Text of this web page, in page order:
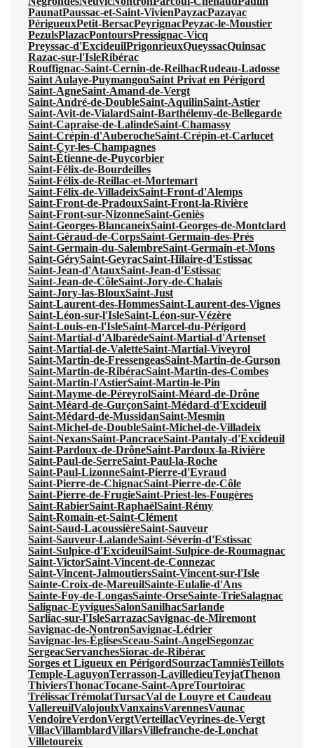
PaunatPaussac-et-Saint-VivienPayzacPazayac
PérigueuxPetit-BersacPeyrignacPeyzac-le-Moustier
PezulsPlazacPontoursPressignac-Vicq
Preyssac-d'ExcideuilPrigonrieuxQueyssacQuinsac
Razac-sur-l'IsleRibérac
Rouffignac-Saint-Cernin-de-ReilhacRudeau-Ladosse
Saint Aulaye-PuymangouSaint Privat en Périgord
Saint-AgneSaint-Amand-de-Vergt
Saint-André-de-DoubleSaint-AquilinSaint-Astier
Saint-Avit-de-VialardSaint-Barthélemy-de-Bellegarde
Saint-Capraise-de-LalindeSaint-Chamassy
Saint-Crépin-d'AuberocheSaint-Crépin-et-Carlucet
Saint-Cyr-les-Champagnes
Saint-Étienne-de-Puycorbier
Saint-Félix-de-Bourdeilles
Saint-Félix-de-Reillac-et-Mortemart
Saint-Félix-de-VilladeixSaint-Front-d'Alemps
Saint-Front-de-PradouxSaint-Front-la-Rivière
Saint-Front-sur-NizonneSaint-Geniès
Saint-Georges-BlancaneixSaint-Georges-de-Montclard
Saint-Géraud-de-CorpsSaint-Germain-des-Prés
Saint-Germain-du-SalembreSaint-Germain-et-Mons
Saint-GérySaint-GeyracSaint-Hilaire-d'Estissac
Saint-Jean-d'AtauxSaint-Jean-d'Estissac
Saint-Jean-de-CôleSaint-Jory-de-Chalais
Saint-Jory-las-BlouxSaint-Just
Saint-Laurent-des-HommesSaint-Laurent-des-Vignes
Saint-Léon-sur-l'IsleSaint-Léon-sur-Vézère
Saint-Louis-en-l'IsleSaint-Marcel-du-Périgord
Saint-Martial-d'AlbarèdeSaint-Martial-d'Artenset
Saint-Martial-de-ValetteSaint-Martial-Viveyrol
Saint-Martin-de-FressengeasSaint-Martin-de-Gurson
Saint-Martin-de-RibéracSaint-Martin-des-Combes
Saint-Martin-l'AstierSaint-Martin-le-Pin
Saint-Mayme-de-PéreyrolSaint-Méard-de-Drône
Saint-Méard-de-GurçonSaint-Médard-d'Excideuil
Saint-Médard-de-MussidanSaint-Mesmin
Saint-Michel-de-DoubleSaint-Michel-de-Villadeix
Saint-NexansSaint-PancraceSaint-Pantaly-d'Excideuil
Saint-Pardoux-de-DrôneSaint-Pardoux-la-Rivière
Saint-Paul-de-SerreSaint-Paul-la-Roche
Saint-Paul-LizonneSaint-Pierre-d'Eyraud
Saint-Pierre-de-ChignacSaint-Pierre-de-Côle
Saint-Pierre-de-FrugieSaint-Priest-les-Fougères
Saint-RabierSaint-RaphaëlSaint-Rémy
Saint-Romain-et-Saint-Clément
Saint-Saud-LacoussièreSaint-Sauveur
Saint-Sauveur-LalandeSaint-Séverin-d'Estissac
Saint-Sulpice-d'ExcideuilSaint-Sulpice-de-Roumagnac
Saint-VictorSaint-Vincent-de-Connezac
Saint-Vincent-JalmoutiersSaint-Vincent-sur-l'Isle
Sainte-Croix-de-MareuilSainte-Eulalie-d'Ans
Sainte-Foy-de-LongasSainte-OrseSainte-TrieSalagnac
Salignac-EyviguesSalonSanilhacSarlande
Sarliac-sur-l'IsleSarrazacSavignac-de-Miremont
Savignac-de-NontronSavignac-Lédrier
Savignac-les-ÉglisesSceau-Saint-AngelSegonzac
SergeacServanchesSiorac-de-Ribérac
Sorges et Ligueux en PérigordSourzacTamnièsTeillots
Temple-LaguyonTerrasson-LavilledieuTeyjatThenon
ThiviersThonacTocane-Saint-ApreTourtoirac
TrélissacTrémolatTursacVal de Louyre et Caudeau
VallereuilValojoulxVanxainsVarennesVaunac
VendoireVerdonVergtVerteillacVeyrines-de-Vergt
VillacVillamblardVillarsVillefranche-de-Lonchat
Villetoureix